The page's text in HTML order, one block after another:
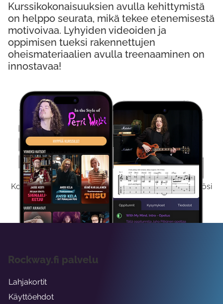
Kokeile Ilmaiseksi
Kokeilemalla ilmaiseksi saat koko sisältömme käyttöösi
viikon ajaksi.
Kurssikokonaisuuksien avulla kehittymistä
on helppo seurata, mikä tekee etenemisestä
motivoivaa. Lyhyiden videoiden ja
oppimisen tueksi rakennettujen
oheismateriaalien avulla treenaaminen on
innostavaa!
Rockway.fi palvelu
Lahjakortit
Käyttöehdot